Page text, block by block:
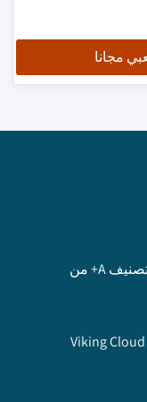
مجانا
معتمد بتصنيف A+ من